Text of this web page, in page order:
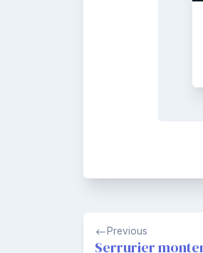
Navigation
de
Previous
Serrurier